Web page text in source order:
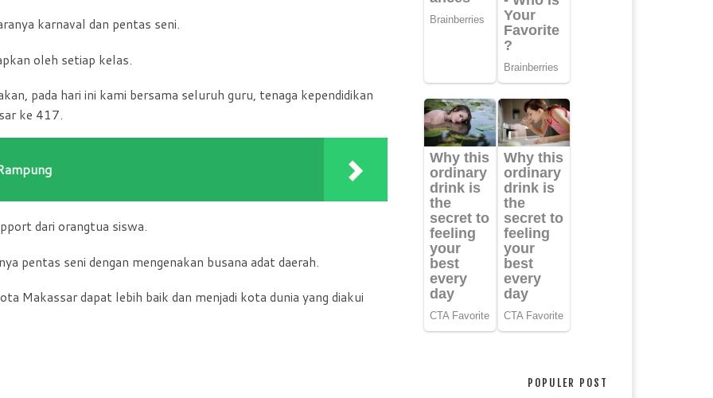
karnaval dan pentas seni.
oleh setiap kelas.
pada hari ini kami bersama seluruh guru, tenaga kependidikan
ke 417.
dari orangtua siswa.
pentas seni dengan mengenakan busana adat daerah.
Makassar dapat lebih baik dan menjadi kota dunia yang diakui
POPULER POST